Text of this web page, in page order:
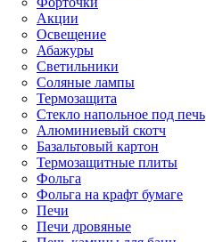
Акции
Освещение
Абажуры
Светильники
Соляные лампы
Термозащита
Стекло напольное под печь
Алюминиевый скотч
Базальтовый картон
Термозащитные плиты
Фольга
Фольга на крафт бумаге
Печи
Печи дровяные